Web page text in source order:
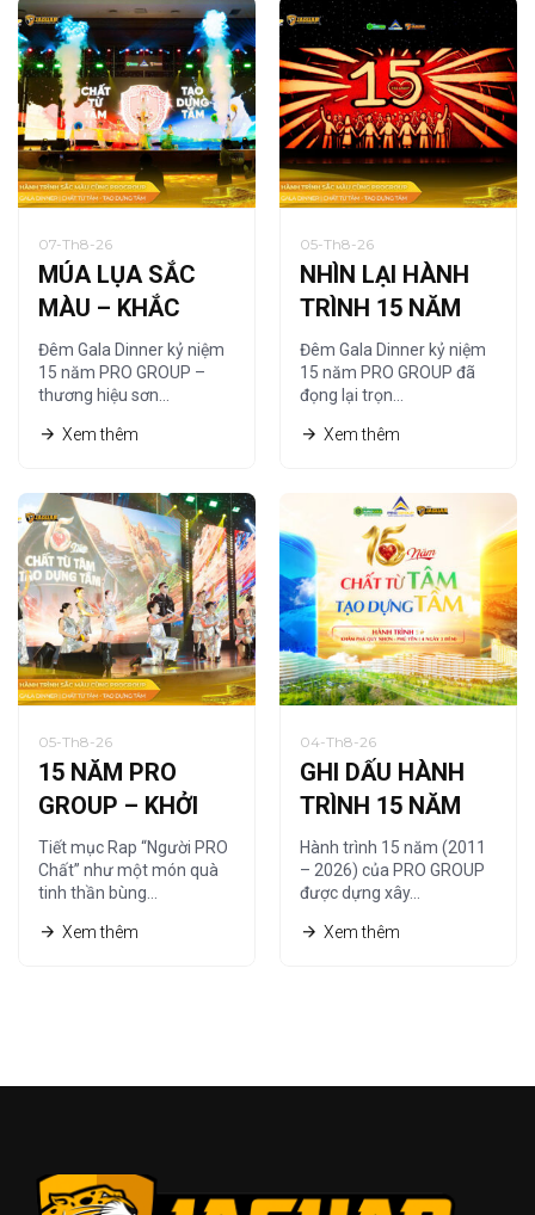
07-Th8-26
MÚA LỤA SẮC
MÀU – KHẮC
HỌA CHẤT RIÊNG
CỦA PRO GROUP
Đêm Gala Dinner kỷ niệm
15 năm PRO GROUP –
thương hiệu sơn…
Xem thêm
05-Th8-26
NHÌN LẠI HÀNH
TRÌNH 15 NĂM
QUA NGHỆ
THUẬT TRANH
CÁT
Đêm Gala Dinner kỷ niệm
15 năm PRO GROUP đã
đọng lại trọn…
Xem thêm
05-Th8-26
15 NĂM PRO
GROUP – KHỞI
NGUỒN TỪ
“NGƯỜI PRO
CHẤT”
Tiết mục Rap “Người PRO
Chất” như một món quà
tinh thần bùng…
Xem thêm
04-Th8-26
GHI DẤU HÀNH
TRÌNH 15 NĂM
CÙNG HỆ THỐNG
NHÀ PHÂN PHỐI
Hành trình 15 năm (2011
– 2026) của PRO GROUP
được dựng xây…
Xem thêm